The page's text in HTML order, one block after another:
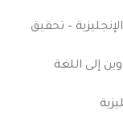
– تحقيق
إلى اللغة